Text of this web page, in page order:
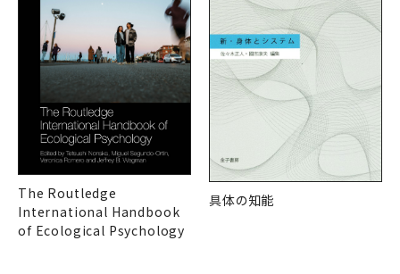
The Routledge
International Handbook
of Ecological Psychology
具体の知能